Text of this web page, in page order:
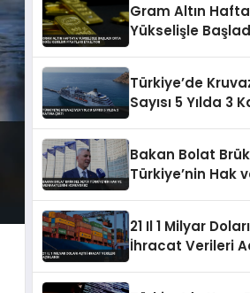
Gram Altın
Yükselişle
Türkiye’de
Sayısı 5 Yılda 3
Bakan Bolat
Türkiye’nin Hak
21 Il 1 Milyar
İhracat Verileri